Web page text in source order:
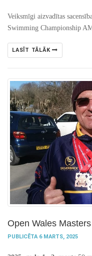
Veiksmīgi aizvadītas
Swimming Championship
LASĪT TĀLĀK
Open Wales
PUBLICĒTA 6 MARTS, 2025